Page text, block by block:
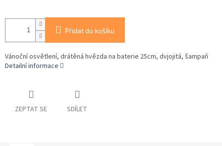
Přidat do košíku
Vánoční osvětlení, drátěná hvězda na baterie 25cm, dvjojitá, šampaň
Detailní informace
ZEPTAT SE SDÍLET